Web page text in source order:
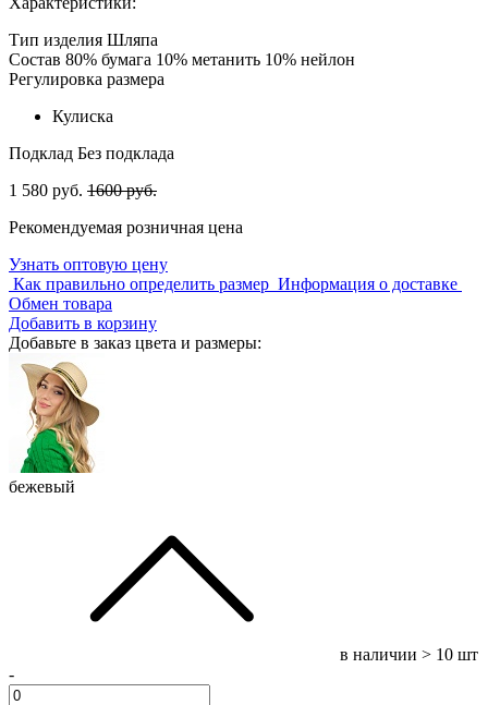
Тип изделия Шляпа
Состав 80% бумага 10% метанить 10% нейлон
Регулировка размера
Кулиска
Подклад Без подклада
1 580 руб. 1600 руб.
Рекомендуемая розничная цена
Узнать оптовую цену
Как правильно определить размер Информация о доставке
Обмен товара
Добавить в корзину
Добавьте в заказ цвета и размеры:
бежевый
в наличии > 10 шт
-